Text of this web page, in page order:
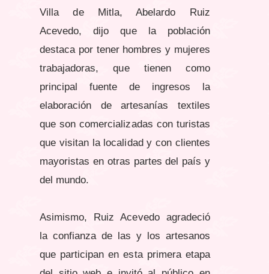
Villa de Mitla, Abelardo Ruiz
Acevedo, dijo que la población
destaca por tener hombres y mujeres
trabajadoras, que tienen como
principal fuente de ingresos la
elaboración de artesanías textiles
que son comercializadas con turistas
que visitan la localidad y con clientes
mayoristas en otras partes del país y
del mundo.
Asimismo, Ruiz Acevedo agradeció
la confianza de las y los artesanos
que participan en esta primera etapa